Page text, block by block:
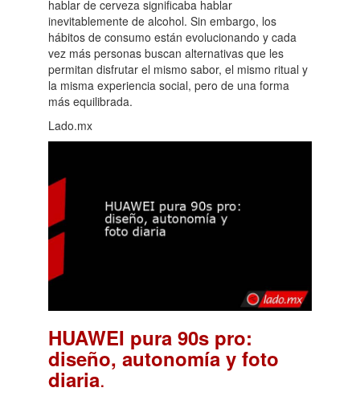
hablar de cerveza significaba hablar
inevitablemente de alcohol. Sin embargo, los
hábitos de consumo están evolucionando y cada
vez más personas buscan alternativas que les
permitan disfrutar el mismo sabor, el mismo ritual y
la misma experiencia social, pero de una forma
más equilibrada.
Lado.mx
HUAWEI pura 90s pro:
diseño, autonomía y foto
diaria.